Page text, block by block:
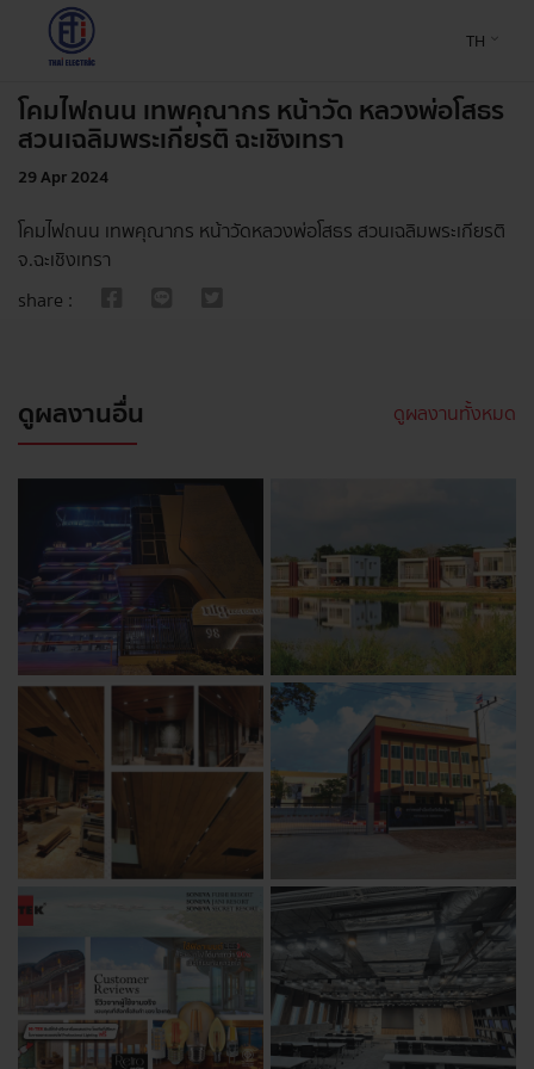
TH
โคมไฟถนน เทพคุณากร หน้าวัด หลวงพ่อโสธร
สวนเฉลิมพระเกียรติ ฉะเชิงเทรา
29 Apr 2024
โคมไฟถนน เทพคุณากร หน้าวัดหลวงพ่อโสธร สวนเฉลิมพระเกียรติ
จ.ฉะเชิงเทรา
share :
ดูผลงานอื่น ดูผลงานทั้งหมด